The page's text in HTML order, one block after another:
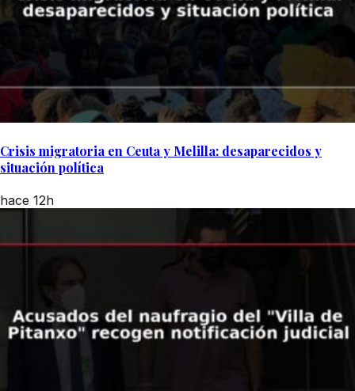
Crisis migratoria en Ceuta y Melilla: desaparecidos y
situación política
hace 12h